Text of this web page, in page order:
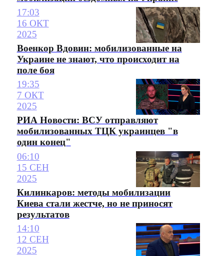
17:03
16 ОКТ
2025
Военкор Вдовин: мобилизованные на
Украине не знают, что происходит на
поле боя
19:35
7 ОКТ
2025
РИА Новости: ВСУ отправляют
мобилизованных ТЦК украинцев "в
один конец"
06:10
15 СЕН
2025
Килинкаров: методы мобилизации
Киева стали жестче, но не приносят
результатов
14:10
12 СЕН
2025